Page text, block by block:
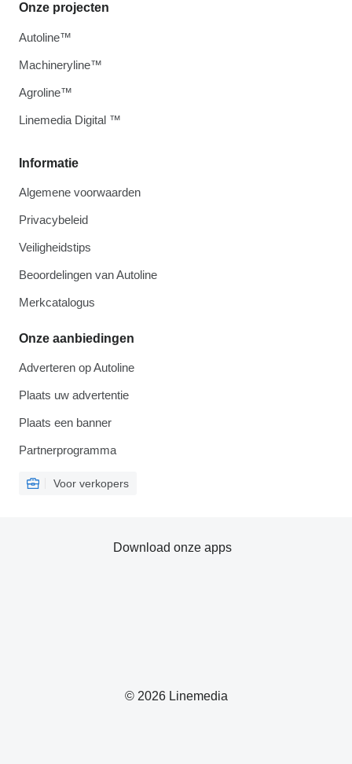
Informatie
Algemene voorwaarden
Privacybeleid
Veiligheidstips
Beoordelingen van Autoline
Merkcatalogus
Onze aanbiedingen
Adverteren op Autoline
Plaats uw advertentie
Plaats een banner
Partnerprogramma
Voor verkopers
Onze projecten
Autoline™
Machineryline™
Agroline™
Linemedia Digital ™
© 2026 Linemedia
Download onze apps